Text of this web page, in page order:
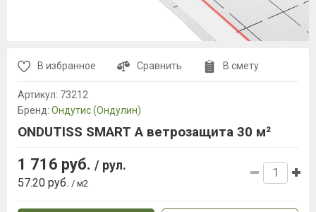
В избранное Сравнить В смету
Артикул: 73212
Бренд: Ондутис (Ондулин)
ONDUTISS SMART А ветрозащита 30 м²
1 716 руб. / рул.
57.20 руб. / м2